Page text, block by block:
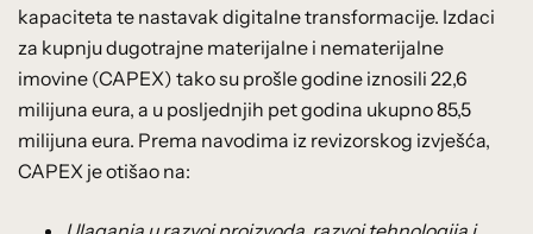
kapaciteta te nastavak digitalne transformacije. Izdaci
za kupnju dugotrajne materijalne i nematerijalne
imovine (CAPEX) tako su prošle godine iznosili 22,6
milijuna eura, a u posljednjih pet godina ukupno 85,5
milijuna eura. Prema navodima iz revizorskog izvješća,
CAPEX je otišao na: